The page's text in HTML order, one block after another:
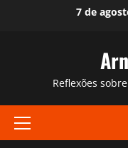
7 de
Reflexões
Primary